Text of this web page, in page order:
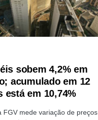
sobem 4,2% em
acumulado em 12
está em 10,74%
FGV mede variação de preços